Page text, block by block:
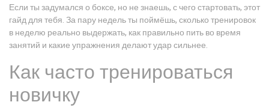
Если ты задумался о боксе, но не знаешь, с чего стартовать, этот
гайд для тебя. За пару недель ты поймёшь, сколько тренировок
в неделю реально выдержать, как правильно пить во время
занятий и какие упражнения делают удар сильнее.
Как часто тренироваться
новичку